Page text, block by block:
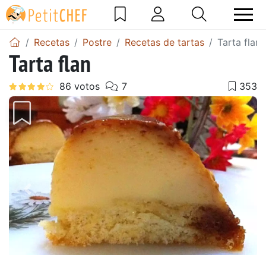
Recetas Postre Recetas de tartas Tarta flan
Tarta flan
Anterior